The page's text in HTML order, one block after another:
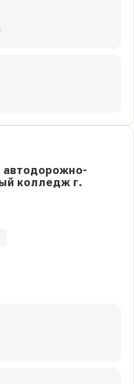
колледж г.